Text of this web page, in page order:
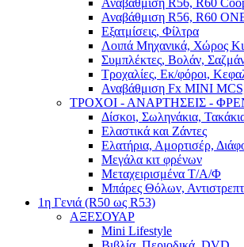
Αναβάθμιση R56, R60
Αναβάθμιση R56, R60
Εξατμίσεις, Φίλτρα
Λοιπά Μηχανικά, Χώρος
Συμπλέκτες, Βολάν,
Τροχαλίες, Εκ/φόροι,
Αναβάθμιση Fx MINI
ΤΡΟΧΟΙ - ΑΝΑΡΤΗΣΕΙΣ -
Δίσκοι, Σωληνάκια,
Ελαστικά και Ζάντες
Ελατήρια, Αμορτισέρ,
Μεγάλα κιτ φρένων
Μεταχειρισμένα Τ/Α/Φ
Μπάρες Θόλων,
1η Γενιά (R50 ως R53)
ΑΞΕΣΟΥΑΡ
Mini Lifestyle